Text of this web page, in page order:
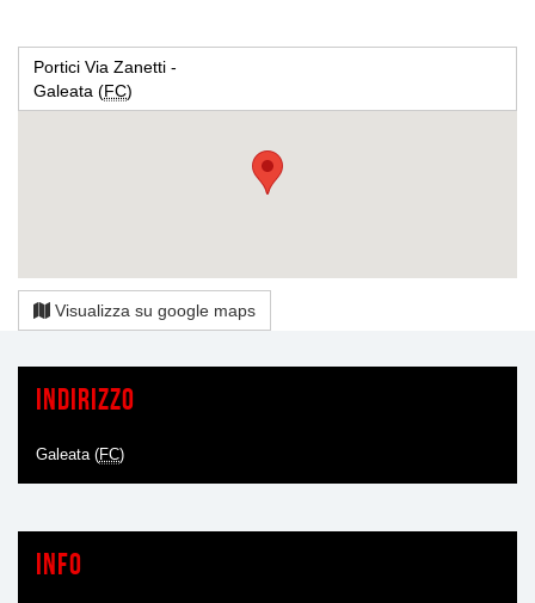
Portici Via Zanetti -
Galeata (FC)
Visualizza su google maps
Indirizzo
Galeata (FC)
Info